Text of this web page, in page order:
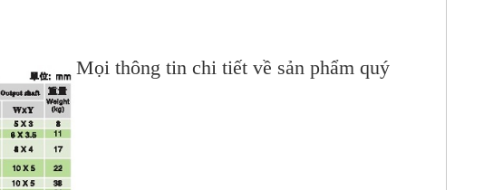
Mọi thông tin chi tiết về sản phẩm quý